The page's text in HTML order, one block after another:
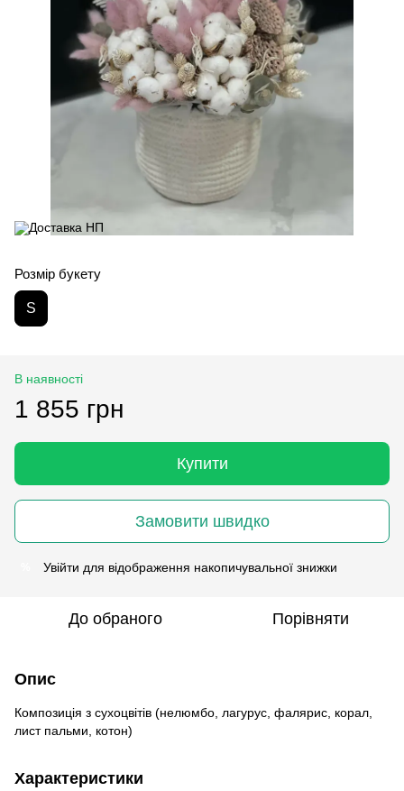
Розмір букету
S
В наявності
1 855 грн
Купити
Замовити швидко
Увійти для відображення накопичувальної знижки
До обраного Порівняти
Опис
Композиція з сухоцвітів (нелюмбо, лагурус, фалярис, корал,
лист пальми, котон)
Характеристики